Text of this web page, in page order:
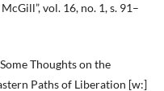
vol. 16, no. 1, s. 91–
Thoughts on the
Paths of Liberation [w:]